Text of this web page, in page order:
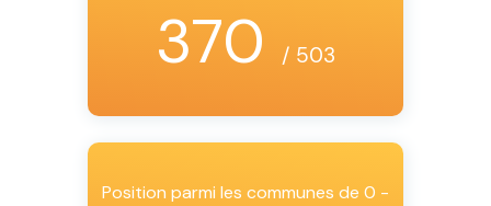
370 / 503
Position parmi les communes de 0 -